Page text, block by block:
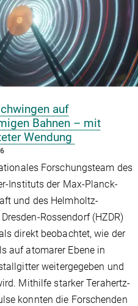
auf
Bahnen – mit
Wendung
Forschungsteam des
Instituts der Max-Planck-
und des Helmholtz-
Rossendorf (HZDR)
direkt beobachtet, wie der
auf atomarer Ebene in
weitergegeben und
Mithilfe starker Terahertz-
konnten die Forschenden